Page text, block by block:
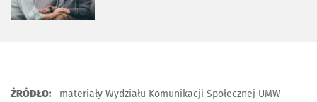
ŹRÓDŁO: materiały Wydziału Komunikacji Społecznej UMW